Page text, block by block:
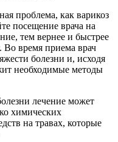
проблема, как варикоз
посещение врача на
тем вернее и быстрее
Во время приема врач
болезни и, исходя
необходимые методы
лечение может
химических
на травах, которые